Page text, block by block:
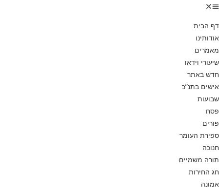
דף הבית
אודותינו
מאמרים
שיעורי וידאו
חדש באתר
אישים בתנ”כ
שבועות
פסח
פורים
ספירת העומר
חנוכה
תורה משמיים
חג החירות
אמונה